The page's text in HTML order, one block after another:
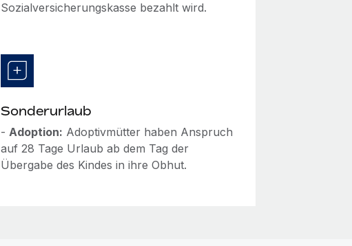
Sozialversicherungskasse bezahlt wird.
Sonderurlaub
-Adoption: Adoptivmütter haben Anspruch
auf 28 Tage Urlaub ab dem Tag der
Übergabe des Kindes in ihre Obhut.